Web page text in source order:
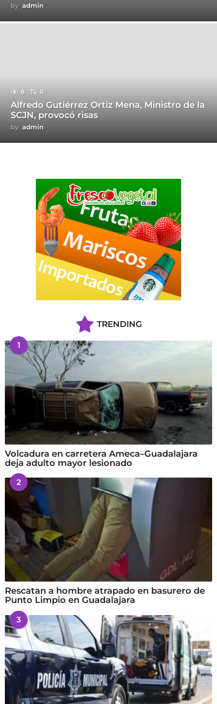
by admin
8 0
Alfredo Gutiérrez Ortiz Mena, Ministro de la
SCJN, provocó risas
by admin
TRENDING
1
Volcadura en carretera Ameca–Guadalajara
deja adulto mayor lesionado
2
Rescatan a hombre atrapado en basurero de
Punto Limpio en Guadalajara
3